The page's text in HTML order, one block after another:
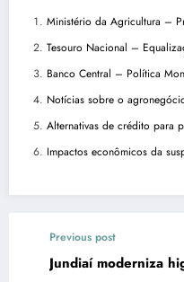
Ministério da Agricultura –
Tesouro Nacional –
Banco Central – Política
Notícias sobre o
Alternativas de crédito para
Impactos econômicos da
Previous post
Jundiaí moderniza